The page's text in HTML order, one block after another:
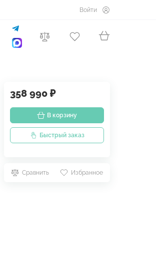
Войти
358 990 ₽
В корзину
Быстрый заказ
Сравнить Избранное